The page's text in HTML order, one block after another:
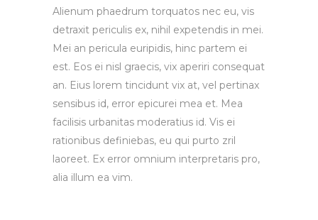
Alienum phaedrum torquatos nec eu, vis
detraxit periculis ex, nihil expetendis in mei.
Mei an pericula euripidis, hinc partem ei
est. Eos ei nisl graecis, vix aperiri consequat
an. Eius lorem tincidunt vix at, vel pertinax
sensibus id, error epicurei mea et. Mea
facilisis urbanitas moderatius id. Vis ei
rationibus definiebas, eu qui purto zril
laoreet. Ex error omnium interpretaris pro,
alia illum ea vim.